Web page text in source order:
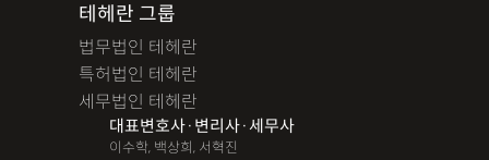
테헤란 그룹
법무법인 테헤란
특허법인 테헤란
세무법인 테헤란
대표변호사·변리사·세무사
이수학, 백상희, 서혁진